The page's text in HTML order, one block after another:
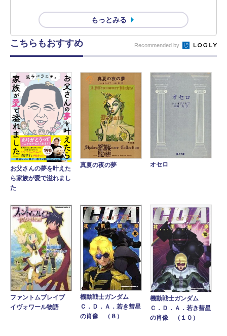
もっとみる
こちらもおすすめ Recommended by
お父さんの夢を叶えた
ら家族が愛で溢れまし
た
真夏の夜の夢 オセロ
ファントムブレイブ
イヴォワール物語
機動戦士ガンダム
Ｃ．Ｄ．Ａ．若き彗星
の肖像 （８）
機動戦士ガンダム
Ｃ．Ｄ．Ａ．若き彗星
の肖像 （１０）